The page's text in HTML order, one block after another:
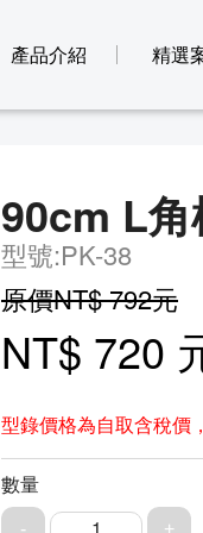
產品介紹 精選
90cm L角
型號:PK-38
原價NT$ 792元
NT$ 720
型錄價格為自取含稅價
數量
1